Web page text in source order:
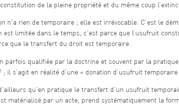
de la pleine propriété et du même coup
n’a rien de temporaire ; elle est irrévocable. C’est le
est limitée dans le temps, c’est parce que l’usufruit
que le transfert du droit est temporaire.
parfois qualifiée par la doctrine et souvent par la
; il s’agit en réalité d’une « donation d’usufruit temporaire
qu’en pratique le transfert d’un usufruit
matérialisé par un acte, prend systématiquement la